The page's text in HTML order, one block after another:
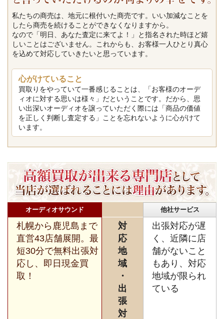
私たちの商売は、地元に根付いた商売です。いい加減なことを
したら商売を続けることができなくなりますから。
なので「明日、あなた査定に来てよ！」と指名された時ほど嬉
しいことはございません。これからも、お客様一人ひとり真心
を込めて対応していきたいと思っています。
心がけていること
買取りをやっていて一番感じることは、「お客様のオーデ
ィオに対する思いは様々」だということです。だから、思
い出深いオーディオを譲っていただく際には「商品の価値
を正しく判断し査定する」ことを忘れないように心がけて
います。
オーディオサウンド 他社サービス
札幌から鹿児島まで
直営43店舗展開。最
短30分で無料出張対
応し、即日現金買
取！
対
応
地
域
・
出
張
対
出張対応が遅
く、近隣に店
舗がないこと
もあり、対応
地域が限られ
ている